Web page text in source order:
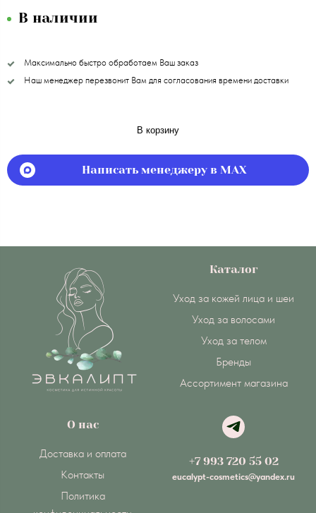
В наличии
Максимально быстро обработаем Ваш заказ
Наш менеджер перезвонит Вам для согласования времени доставки
В корзину
Написать менеджеру в MAX
Каталог
Уход за кожей лица и шеи
Уход за волосами
Уход за телом
Бренды
Ассортимент магазина
О нас
Доставка и оплата
Контакты
Политика
+7 993 720 55 02
eucalypt-cosmetics@yandex.ru